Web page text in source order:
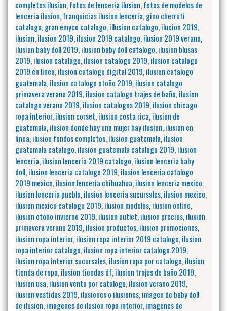
completos ilusion,fotos de lenceria ilusion,fotos de modelos de
lenceria ilusion,franquicias ilusion lenceria,gino cherruti
catalogo,gran emyco catalogo,illusion catalogo,ilucion 2019,
ilusion,ilusion 2019,ilusion 2019 catalogo,ilusion 2019 verano,
ilusion baby doll 2019,ilusion baby doll catalogo,ilusion blusas
2019,ilusion catalago,ilusion catalogo 2019,ilusion catalogo
2019 en linea,ilusion catalogo digital 2019,ilusion catalogo
guatemala,ilusion catalogo otoño 2019,ilusion catalogo
primavera verano 2019,ilusion catalogo trajes de baño,ilusion
catalogo verano 2019,ilusion catalogos 2019,ilusion chicago
ropa interior,ilusion corset,ilusion costa rica,ilusion de
guatemala,ilusion donde hay una mujer hay ilusion,ilusion en
linea,ilusion fondos completos,ilusion guatemala,ilusion
guatemala catalogo,ilusion guatemala catalogo 2019,ilusion
lenceria,ilusion lenceria 2019 catalogo,ilusion lenceria baby
doll,ilusion lenceria catalogo 2019,ilusion lenceria catalogo
2019 mexico,ilusion lenceria chihuahua,ilusion lenceria mexico,
ilusion lenceria puebla,ilusion lenceria sucursales,ilusion mexico,
ilusion mexico catalogo 2019,ilusion modelos,ilusion online,
ilusion otoño invierno 2019,ilusion outlet,ilusion precios,ilusion
primavera verano 2019,ilusion productos,ilusion promociones,
ilusion ropa interior,ilusion ropa interior 2019 catalogo,ilusion
ropa interior catalogo,ilusion ropa interior catalogo 2019,
ilusion ropa interior sucursales,ilusion ropa por catalogo,ilusion
tienda de ropa,ilusion tiendas df,ilusion trajes de baño 2019,
ilusion usa,ilusion venta por catalogo,ilusion verano 2019,
ilusion vestidos 2019,ilusiones o ilusiones,imagen de baby doll
de ilusion,imagenes de ilusion ropa interior,imagenes de